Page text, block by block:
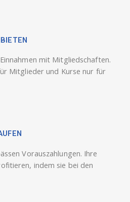
mit Mitgliedschaften.
Mitglieder und Kurse nur für
Vorauszahlungen. Ihre
indem sie bei den